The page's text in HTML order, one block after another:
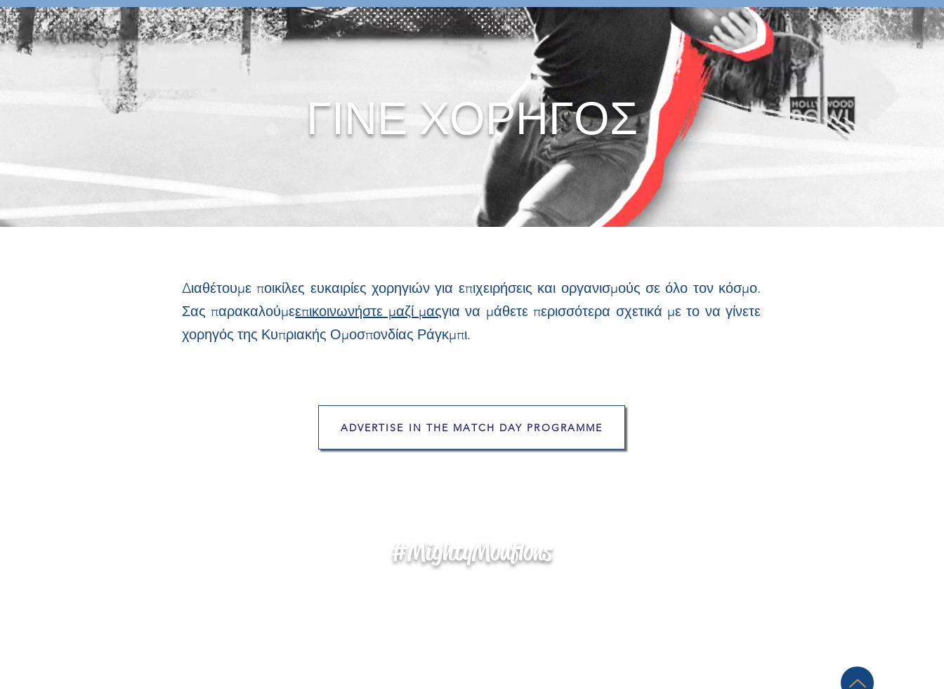
ΓΙΝΕ ΧΟΡΗΓΟΣ
Διαθέτουμε ποικίλες ευκαιρίες χορηγιών για επιχειρήσεις και οργανισμούς σε όλο τον κόσμο.
Σας παρακαλούμεεπικοινωνήστε μαζί μαςγια να μάθετε περισσότερα σχετικά με το να γίνετε
χορηγός της Κυπριακής Ομοσπονδίας Ράγκμπι.
ADVERTISE IN THE MATCH DAY PROGRAMME
#MightyMouflons